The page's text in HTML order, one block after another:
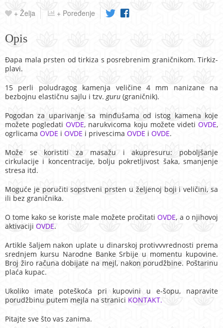
+ Želja + Poređenje
Opis
Đapa mala prsten od tirkiza s posrebrenim graničnikom. Tirkiz-
plavi.
15 perli poludragog kamenja veličine 4 mm nanizane na
bezbojnu elastičnu sajlu i tzv.guru (graničnik).
Pogodan za uparivanje sa minđušama od istog kamena koje
možete pogledatiOVDE, narukvicoma koju možete videtiOVDE,
ogrlicama OVDE i OVDE i privescima OVDE i OVDE.
Može se koristiti za masažu i akupresuru: poboljšanje
cirkulacije i koncentracije, bolju pokretljivost šaka, smanjenje
stresa itd.
Moguće je poručiti sopstveni prsten u željenoj boji i veličini, sa
ili bez graničnika.
O tome kako se koriste male možete pročitatiOVDE, a o njihovoj
aktivaciji OVDE.
Artikle šaljem nakon uplate u dinarskoj protivvvrednosti prema
srednjem kursu Narodne Banke Srbije u momentu kupovine.
Broj žiro računa dobijate na mejl, nakon porudžbine. Poštarinu
plaća kupac.
Ukoliko imate poteškoća pri kupovini u e-šopu, napravite
porudžbinu putem mejla na stranici KONTAKT.
Pitajte sve što vas zanima.